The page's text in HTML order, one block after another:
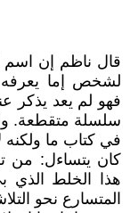
قال ناظم إن اسم
لشخص إما يعرفه
فهو لم يعد يذكر
سلسلة متقطعة.
في كتاب ما ولكنه
كان يتساءل: من
هذا الخلط الذي
المتسارع نحو